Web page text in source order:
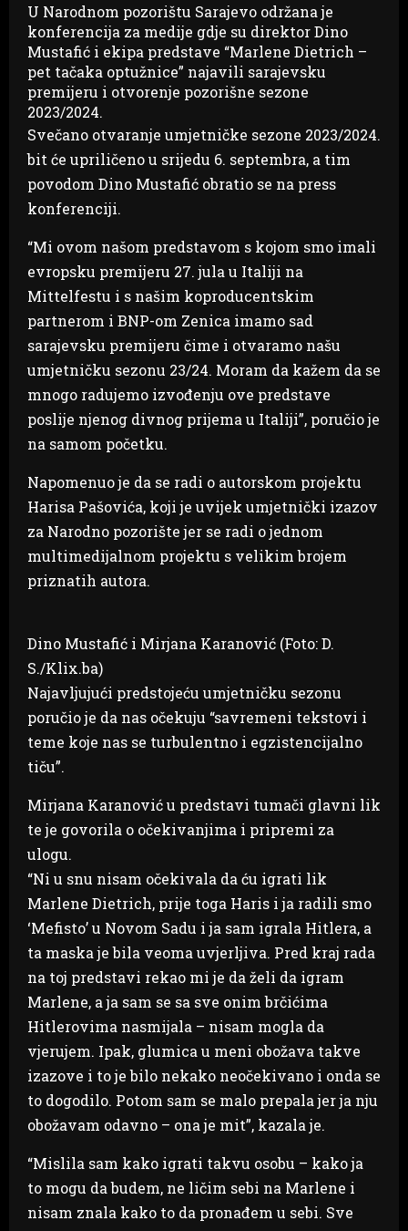
U Narodnom pozorištu Sarajevo održana je
konferencija za medije gdje su direktor Dino
Mustafić i ekipa predstave “Marlene Dietrich –
pet tačaka optužnice” najavili sarajevsku
premijeru i otvorenje pozorišne sezone
2023/2024.
Svečano otvaranje umjetničke sezone 2023/2024.
bit će upriličeno u srijedu 6. septembra, a tim
povodom Dino Mustafić obratio se na press
konferenciji.
“Mi ovom našom predstavom s kojom smo imali
evropsku premijeru 27. jula u Italiji na
Mittelfestu i s našim koproducentskim
partnerom i BNP-om Zenica imamo sad
sarajevsku premijeru čime i otvaramo našu
umjetničku sezonu 23/24. Moram da kažem da se
mnogo radujemo izvođenju ove predstave
poslije njenog divnog prijema u Italiji”, poručio je
na samom početku.
Napomenuo je da se radi o autorskom projektu
Harisa Pašovića, koji je uvijek umjetnički izazov
za Narodno pozorište jer se radi o jednom
multimedijalnom projektu s velikim brojem
priznatih autora.
Dino Mustafić i Mirjana Karanović (Foto: D.
S./Klix.ba)
Najavljujući predstojeću umjetničku sezonu
poručio je da nas očekuju “savremeni tekstovi i
teme koje nas se turbulentno i egzistencijalno
tiču”.
Mirjana Karanović u predstavi tumači glavni lik
te je govorila o očekivanjima i pripremi za
ulogu.
“Ni u snu nisam očekivala da ću igrati lik
Marlene Dietrich, prije toga Haris i ja radili smo
‘Mefisto’ u Novom Sadu i ja sam igrala Hitlera, a
ta maska je bila veoma uvjerljiva. Pred kraj rada
na toj predstavi rekao mi je da želi da igram
Marlene, a ja sam se sa sve onim brčićima
Hitlerovima nasmijala – nisam mogla da
vjerujem. Ipak, glumica u meni obožava takve
izazove i to je bilo nekako neočekivano i onda se
to dogodilo. Potom sam se malo prepala jer ja nju
obožavam odavno – ona je mit”, kazala je.
“Mislila sam kako igrati takvu osobu – kako ja
to mogu da budem, ne ličim sebi na Marlene i
nisam znala kako to da pronađem u sebi. Sve